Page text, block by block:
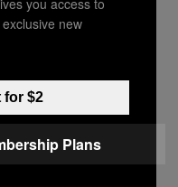
de los
fue
como
visitador
Aguas
new
for $2
Plans